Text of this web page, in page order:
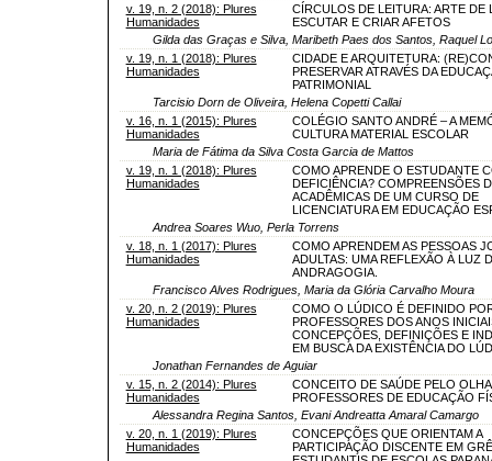
v. 19, n. 2 (2018): Plures
Humanidades
CÍRCULOS DE LEITURA: ARTE DE
ESCUTAR E CRIAR AFETOS
Gilda das Graças e Silva, Maribeth Paes dos Santos, Raquel
v. 19, n. 1 (2018): Plures
Humanidades
CIDADE E ARQUITETURA:
PRESERVAR ATRAVÉS DA
PATRIMONIAL
Tarcisio Dorn de Oliveira, Helena Copetti Callai
v. 16, n. 1 (2015): Plures
Humanidades
COLÉGIO SANTO ANDRÉ – A
CULTURA MATERIAL ESCOLAR
Maria de Fátima da Silva Costa Garcia de Mattos
v. 19, n. 1 (2018): Plures
Humanidades
COMO APRENDE O ESTUDANTE
DEFICIÊNCIA? COMPREENSÕES
ACADÊMICAS DE UM CURSO DE
LICENCIATURA EM EDUCAÇÃO
Andrea Soares Wuo, Perla Torrens
v. 18, n. 1 (2017): Plures
Humanidades
COMO APRENDEM AS PESSOAS
ADULTAS: UMA REFLEXÃO À LUZ
ANDRAGOGIA.
Francisco Alves Rodrigues, Maria da Glória Carvalho Moura
v. 20, n. 2 (2019): Plures
Humanidades
COMO O LÚDICO É DEFINIDO
PROFESSORES DOS ANOS
CONCEPÇÕES, DEFINIÇÕES E
EM BUSCA DA EXISTÊNCIA DO
Jonathan Fernandes de Aguiar
v. 15, n. 2 (2014): Plures
Humanidades
CONCEITO DE SAÚDE PELO
PROFESSORES DE EDUCAÇÃO
Alessandra Regina Santos, Evani Andreatta Amaral Camargo
v. 20, n. 1 (2019): Plures
Humanidades
CONCEPÇÕES QUE ORIENTAM A
PARTICIPAÇÃO DISCENTE EM